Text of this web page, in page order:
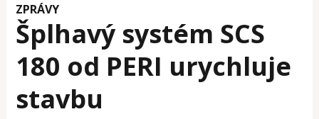
ZPRÁVY
Šplhavý systém SCS
180 od PERI urychluje
stavbu​